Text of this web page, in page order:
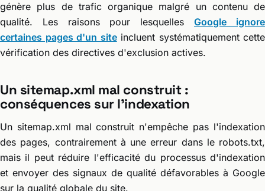
génère plus de trafic organique malgré un contenu de
qualité. Les raisons pour lesquellesGoogle ignore
certaines pages d'un siteincluent systématiquement cette
vérification des directives d'exclusion actives.
Un sitemap.xml mal construit :
conséquences sur l'indexation
Un sitemap.xml mal construit n'empêche pas l'indexation
des pages, contrairement à une erreur dans le robots.txt,
mais il peut réduire l'efficacité du processus d'indexation
et envoyer des signaux de qualité défavorables à Google
sur la qualité globale du site.